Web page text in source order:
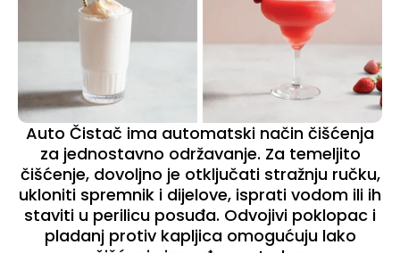
Auto Čistač ima automatski način čišćenja
za jednostavno održavanje. Za temeljito
čišćenje, dovoljno je otključati stražnju ručku,
ukloniti spremnik i dijelove, isprati vodom ili ih
staviti u perilicu posuđa. Odvojivi poklopac i
pladanj protiv kapljica omogućuju lako